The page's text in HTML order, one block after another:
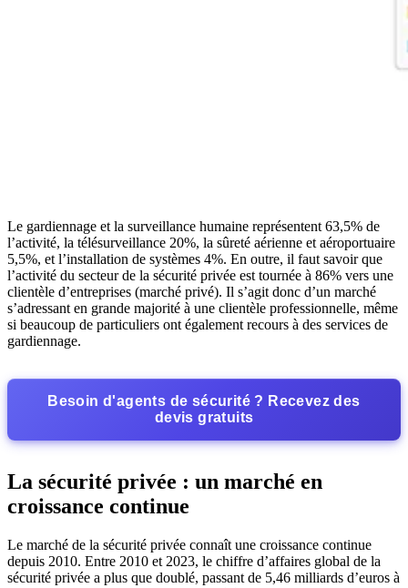
Le gardiennage et la surveillance humaine représentent 63,5% de
l’activité, la télésurveillance 20%, la sûreté aérienne et aéroportuaire
5,5%, et l’installation de systèmes 4%. En outre, il faut savoir que
l’activité du secteur de la sécurité privée est tournée à 86% vers une
clientèle d’entreprises (marché privé). Il s’agit donc d’un marché
s’adressant en grande majorité à une clientèle professionnelle, même
si beaucoup de particuliers ont également recours à des services de
gardiennage.
Besoin d'agents de sécurité ? Recevez des
devis gratuits
La sécurité privée : un marché en
croissance continue
Le marché de la sécurité privée connaît une croissance continue
depuis 2010. Entre 2010 et 2023, le chiffre d’affaires global de la
sécurité privée a plus que doublé, passant de 5,46 milliards d’euros à